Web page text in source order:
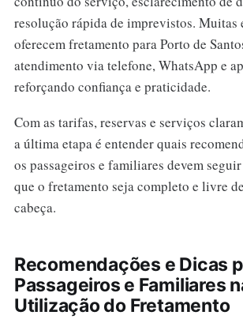
resolução rápida de imprevistos. Muitas
oferecem fretamento para Porto de
atendimento via telefone, WhatsApp e
reforçando confiança e praticidade.
Com as tarifas, reservas e serviços
a última etapa é entender quais
os passageiros e familiares devem
que o fretamento seja completo e livre
cabeça.
Recomendações e Dicas
Passageiros e Familiares
Utilização do Fretamento